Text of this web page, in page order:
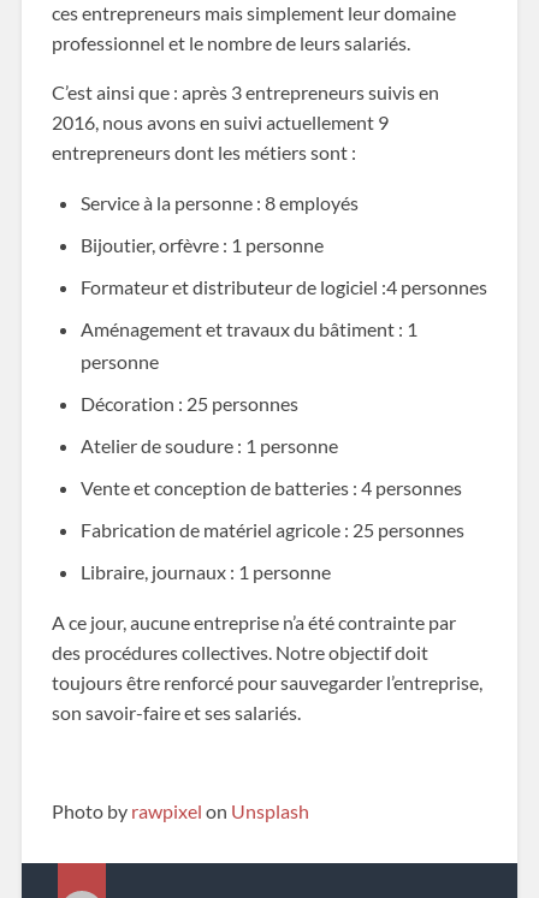
ces entrepreneurs mais simplement leur domaine
professionnel et le nombre de leurs salariés.
C’est ainsi que : après 3 entrepreneurs suivis en
2016, nous avons en suivi actuellement 9
entrepreneurs dont les métiers sont :
Service à la personne : 8 employés
Bijoutier, orfèvre : 1 personne
Formateur et distributeur de logiciel :4 personnes
Aménagement et travaux du bâtiment : 1
personne
Décoration : 25 personnes
Atelier de soudure : 1 personne
Vente et conception de batteries : 4 personnes
Fabrication de matériel agricole : 25 personnes
Libraire, journaux : 1 personne
A ce jour, aucune entreprise n’a été contrainte par
des procédures collectives. Notre objectif doit
toujours être renforcé pour sauvegarder l’entreprise,
son savoir-faire et ses salariés.
Photo by rawpixel on Unsplash